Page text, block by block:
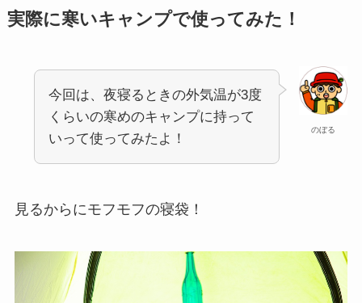
実際に寒いキャンプで使ってみた！
のぼる
今回は、夜寝るときの外気温が3度
くらいの寒めのキャンプに持って
いって使ってみたよ！
見るからにモフモフの寝袋！